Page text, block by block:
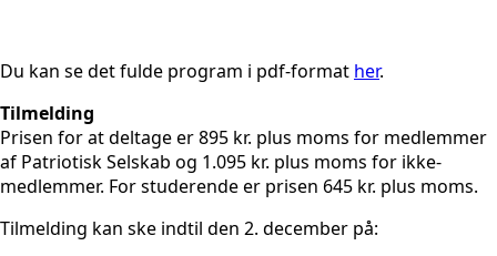
Du kan se det fulde program i pdf-format her.
Tilmelding
Prisen for at deltage er 895 kr. plus moms for medlemmer
af Patriotisk Selskab og 1.095 kr. plus moms for ikke-
medlemmer. For studerende er prisen 645 kr. plus moms.
Tilmelding kan ske indtil den 2. december på: